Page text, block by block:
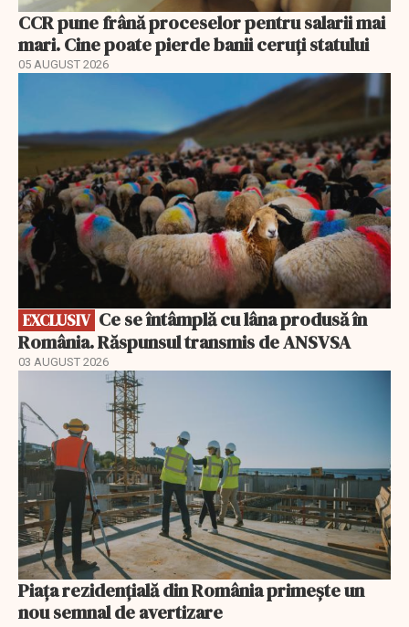
CCR pune frână proceselor pentru salarii mai
mari. Cine poate pierde banii ceruți statului
05 AUGUST 2026
EXCLUSIV
România. Răspunsul transmis de ANSVSA
03 AUGUST 2026
Piața rezidențială din România primește un
nou semnal de avertizare